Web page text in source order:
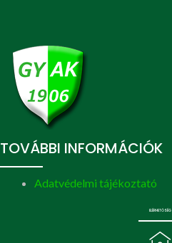
TOVÁBBI INFORMÁCIÓK
Adatvédelmi tájékoztató
ELÉRHETŐSÉG